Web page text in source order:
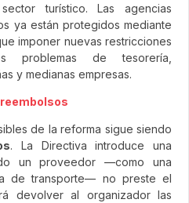
turístico. Las agencias
ya están protegidos mediante
imponer nuevas restricciones
problemas de tesorería,
y medianas empresas.
de la reforma sigue siendo
. La Directiva introduce una
un proveedor —como una
de transporte— no preste el
devolver al organizador las